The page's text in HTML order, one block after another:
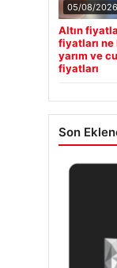
05/08/2026
Altın
fiyatları ne
yarım ve
fiyatları
Son